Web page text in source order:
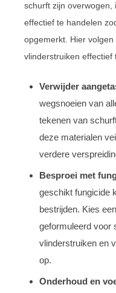
schurft zijn overwogen,
effectief te handelen
opgemerkt. Hier
vlinderstruiken effectief
Verwijder
wegsnoeien van
tekenen van
deze materialen
verdere
Besproei met
geschikt fungicide
bestrijden. Kies
geformuleerd voor
vlinderstruiken en
op.
Onderhoud en